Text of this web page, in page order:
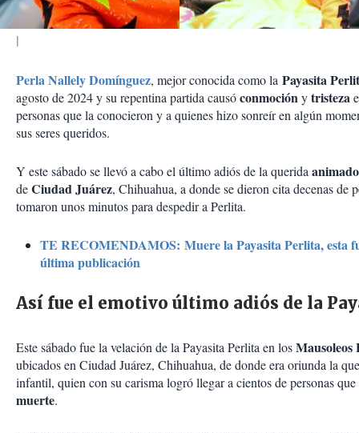
Perla Nallely Domínguez, mejor conocida como la Payasita
agosto de 2024 y su repentina partida causóconmociónytristeza
personas que la conocieron y a quienes hizo sonreír en algún
sus seres queridos.
Y este sábado se llevó a cabo el último adiós de la querida
deCiudad Juárez, Chihuahua, a donde se dieron cita decenas de
tomaron unos minutos para despedir a Perlita.
TE RECOMENDAMOS: Muere la Payasita Perlita, esta
última publicación
Así fue el emotivo último adiós de la
Este sábado fue la velación de la Payasita Perlita en los
ubicados en Ciudad Juárez, Chihuahua, de donde era oriunda la
infantil, quien con su carisma logró llegar a cientos de personas
muerte.